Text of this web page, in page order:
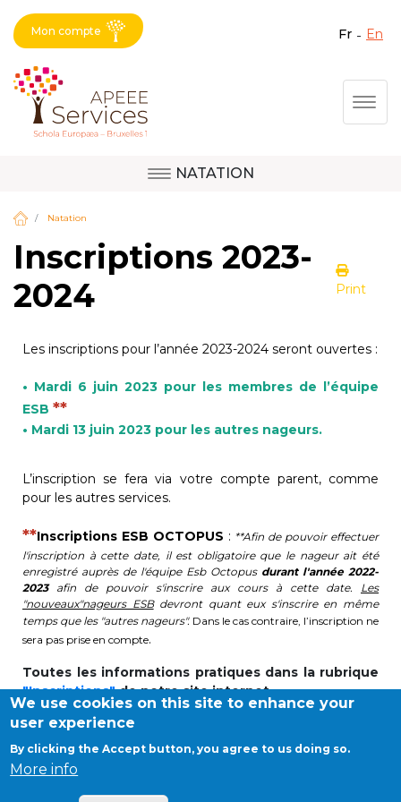
Aller
Fermer X
Question, avis,
demande, suggestion :
contactez le bon
service !
Activités périscolaires Berkendael
+32 (0)472 07 35 25
periscolaire.berkendael@apeee-bxl1-
services.be
BE91 3631 6790 0976
Activités périscolaires Uccle
+32 (0)2 375 31 35
cesame@apeee-bxl1-services.be
BE30 3100 2003 2711
Cantine
+32 (0)2 374 76 75
cantine@apeee-bxl1-services.be
Mon compte fr en
NATATION
Site de Berkendael
Natation
Inscriptions 2023-
2024
Print
Les inscriptions pour l’année 2023-2024 seront ouvertes :
• Mardi 6 juin 2023 pour les membres de l’équipe
ESB **
• Mardi 13 juin 2023 pour les autres nageurs.
L’inscription se fera via votre compte parent, comme
pour les autres services.
**Inscriptions ESB OCTOPUS : **Afin de pouvoir effectuer
l'inscription à cette date, il est obligatoire que le nageur ait été
enregistré auprès de l'équipe Esb Octopus durant l'année 2022-
2023afin de pouvoir s'inscrire aux cours à cette date. Les
"nouveaux"nageurs ESBdevront quant eux s'inscrire en même
temps que les "autres nageurs". Dans le cas contraire, l’inscription ne
sera pas prise en compte.
Toutes les informations pratiques dans la rubrique
"Inscriptions"de notre site internet
©APEEE SERVICES
We use cookies on this site to enhance your
user experience
By clicking the Accept button, you agree to us doing so.
More info